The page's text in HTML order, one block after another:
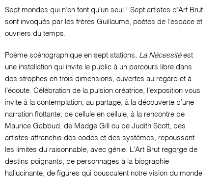
Sept mondes qui n’en font qu’un seul ! Sept artistes d’Art Brut
sont invoqués par les frères Guillaume, poètes de l’espace et
ouvriers du temps.
Poème scénographique en sept stations, La Nécessité est
une installation qui invite le public à un parcours libre dans
des strophes en trois dimensions, ouvertes au regard et à
l’écoute. Célébration de la pulsion créatrice, l’exposition vous
invite à la contemplation, au partage, à la découverte d’une
narration flottante, de cellule en cellule, à la rencontre de
Maurice Gabbud, de Madge Gill ou de Judith Scott, des
artistes affranchis des codes et des systèmes, repoussant
les limites du raisonnable, avec génie. L’Art Brut regorge de
destins poignants, de personnages à la biographie
hallucinante, de figures qui bousculent notre vision du monde